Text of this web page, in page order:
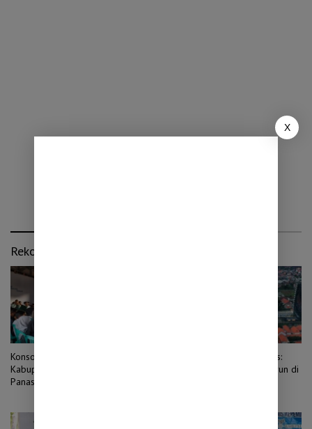
Rekomendasi untuk kamu
Konsolidasi Tiga Zona, PKB
Kabupaten Probolinggo
Panaskan Mesin Pemenangan
Cuaca Jawa Timur 7 Agustus:
Hujan Masih Berpotensi Turun di
X